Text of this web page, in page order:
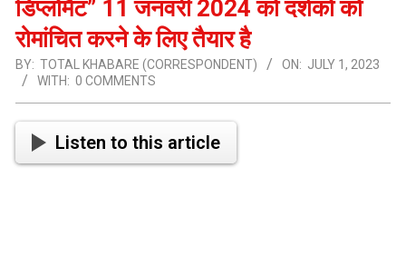
डिप्लोमैट” 11 जनवरी 2024 को दर्शकों को
रोमांचित करने के लिए तैयार है
BY: TOTAL KHABARE (CORRESPONDENT) ON: JULY 1, 2023
WITH: 0 COMMENTS
Listen to this article